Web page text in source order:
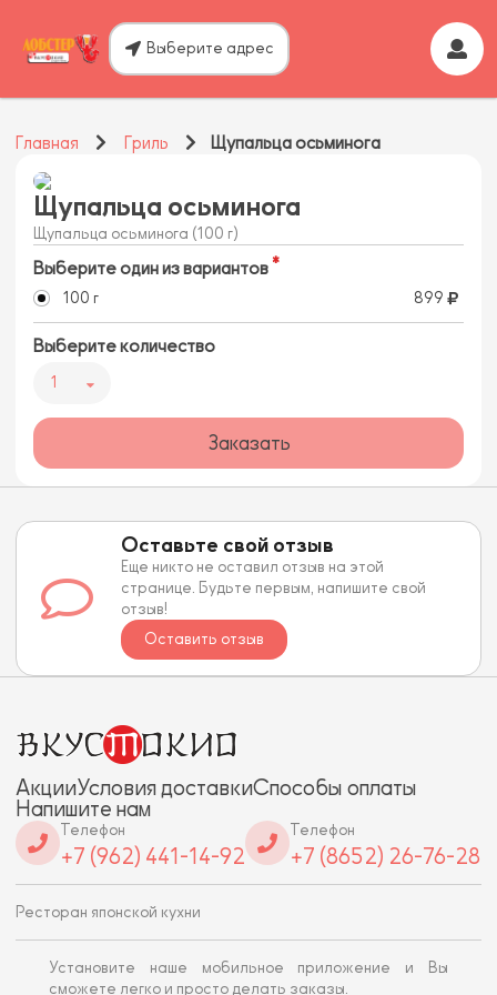
Выберите адрес
Главная Гриль Щупальца осьминога
Щупальца осьминога
Щупальца осьминога (100 г)
Выберите один из вариантов
100 г 899
Выберите количество
1
Заказать
Оставьте свой отзыв
Еще никто не оставил отзыв на этой
странице. Будьте первым, напишите свой
отзыв!
Оставить отзыв
АкцииУсловия доставкиСпособы оплаты
Напишите нам
Телефон
+7 (962) 441-14-92
Телефон
+7 (8652) 26-76-28
Ресторан японской кухни
Установите наше мобильное приложение и Вы
сможете легко и просто делать заказы.